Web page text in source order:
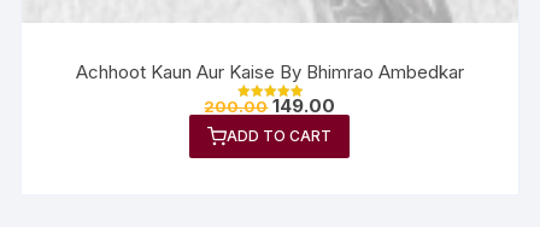
Achhoot Kaun Aur Kaise By Bhimrao Ambedkar
Rated
out of 5
200.00 149.00
ADD TO CART